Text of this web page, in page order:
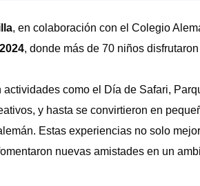
, en colaboración con el Colegio
, donde más de 70 niños
como el Día de Safari,
y hasta se convirtieron en
Estas experiencias no solo
nuevas amistades en un